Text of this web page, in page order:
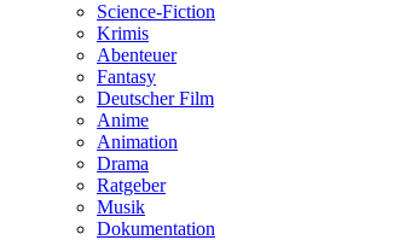
Science-Fiction
Krimis
Abenteuer
Fantasy
Deutscher Film
Anime
Animation
Drama
Ratgeber
Musik
Dokumentation